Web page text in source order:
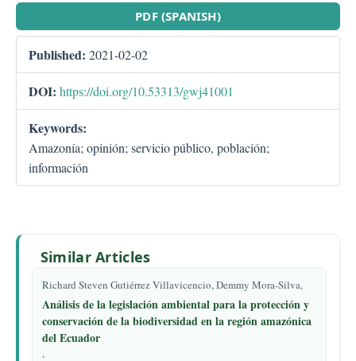
PDF (SPANISH)
Published: 2021-02-02
DOI: https://doi.org/10.53313/gwj41001
Keywords:
Amazonía; opinión; servicio público, población;
información
Similar Articles
Richard Steven Gutiérrez Villavicencio, Demmy Mora-Silva,
Análisis de la legislación ambiental para la protección y
conservación de la biodiversidad en la región amazónica
del Ecuador
,